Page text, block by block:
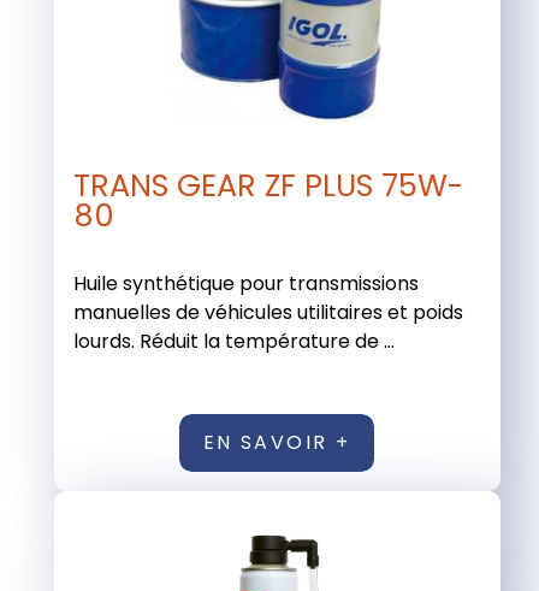
TRANS GEAR ZF PLUS 75W-
80
Huile synthétique pour transmissions
manuelles de véhicules utilitaires et poids
lourds. Réduit la température de ...
EN SAVOIR +